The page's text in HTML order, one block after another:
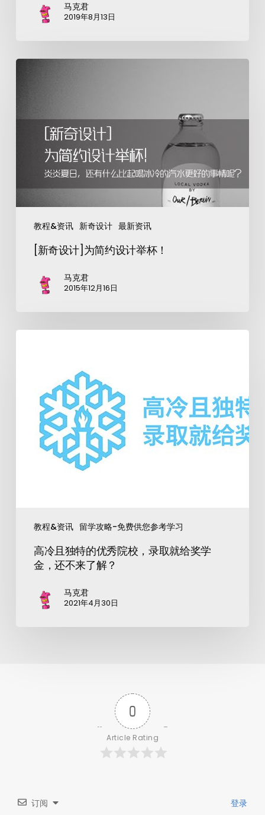
马克君
2019年8月13日
教程&资讯 新奇设计 最新资讯
[新奇设计]为简约设计举杯！
马克君
2015年12月16日
教程&资讯 留学攻略-免费供您参考学习
高冷且独特的优秀院校，录取就给奖学
金，还不来了解？
马克君
2021年4月30日
0
Article Rating
订阅 登录